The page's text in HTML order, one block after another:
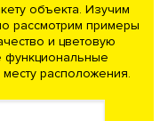
объекта. Изучим
рассмотрим примеры
и цветовую
функциональные
расположения.